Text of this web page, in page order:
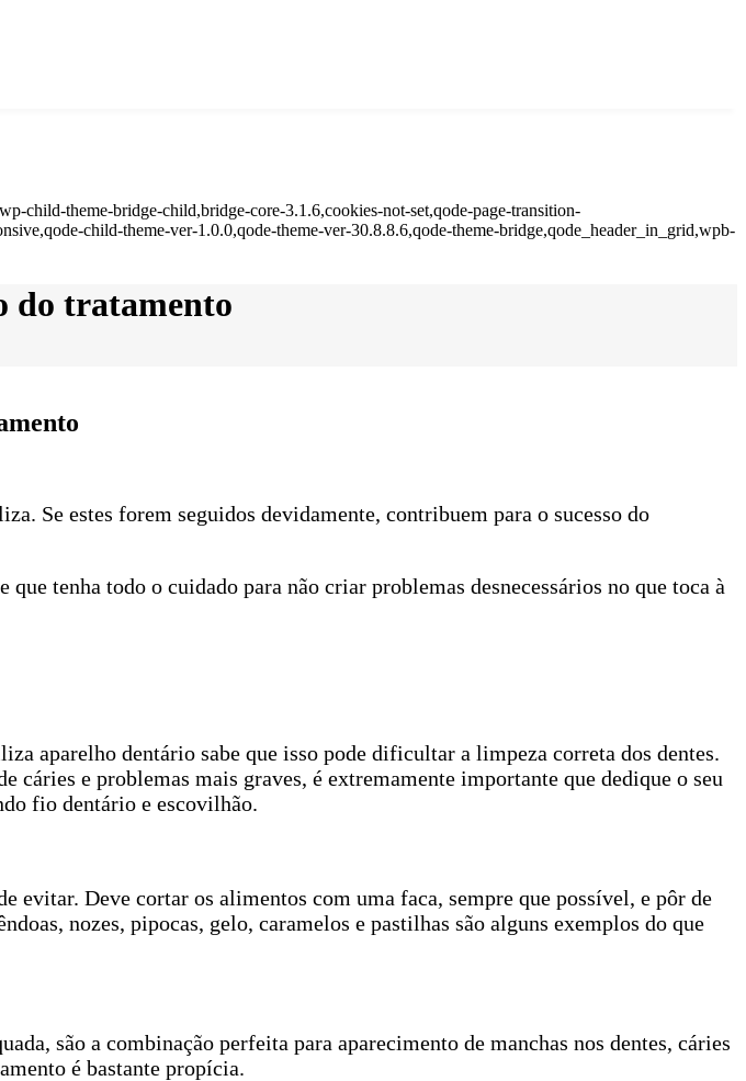
child-theme-bridge-child,bridge-core-3.1.6,cookies-not-set,qode-page-transition-
child-theme-ver-1.0.0,qode-theme-ver-30.8.8.6,qode-theme-bridge,qode_header_in_grid,wpb-
do tratamento
Se estes forem seguidos devidamente, contribuem para o sucesso do
tenha todo o cuidado para não criar problemas desnecessários no que toca à
aparelho dentário sabe que isso pode dificultar a limpeza correta dos dentes.
cáries e problemas mais graves, é extremamente importante que dedique o seu
fio dentário e escovilhão.
evitar. Deve cortar os alimentos com uma faca, sempre que possível, e pôr de
nozes, pipocas, gelo, caramelos e pastilhas são alguns exemplos do que
são a combinação perfeita para aparecimento de manchas nos dentes, cáries
é bastante propícia.